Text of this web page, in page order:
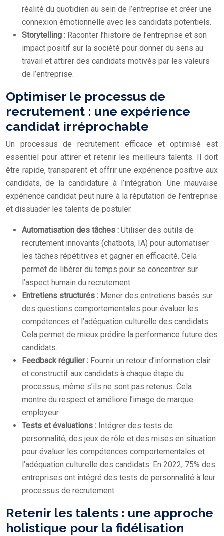
réalité du quotidien au sein de l’entreprise et créer une
connexion émotionnelle avec les candidats potentiels.
Storytelling : Raconter l’histoire de l’entreprise et son
impact positif sur la société pour donner du sens au
travail et attirer des candidats motivés par les valeurs
de l’entreprise.
Optimiser le processus de
recrutement : une expérience
candidat irréprochable
Un processus de recrutement efficace et optimisé est
essentiel pour attirer et retenir les meilleurs talents. Il doit
être rapide, transparent et offrir une expérience positive aux
candidats, de la candidature à l’intégration. Une mauvaise
expérience candidat peut nuire à la réputation de l’entreprise
et dissuader les talents de postuler.
Automatisation des tâches : Utiliser des outils de
recrutement innovants (chatbots, IA) pour automatiser
les tâches répétitives et gagner en efficacité. Cela
permet de libérer du temps pour se concentrer sur
l’aspect humain du recrutement.
Entretiens structurés : Mener des entretiens basés sur
des questions comportementales pour évaluer les
compétences et l’adéquation culturelle des candidats.
Cela permet de mieux prédire la performance future des
candidats.
Feedback régulier : Fournir un retour d’information clair
et constructif aux candidats à chaque étape du
processus, même s’ils ne sont pas retenus. Cela
montre du respect et améliore l’image de marque
employeur.
Tests et évaluations : Intégrer des tests de
personnalité, des jeux de rôle et des mises en situation
pour évaluer les compétences comportementales et
l’adéquation culturelle des candidats. En 2022, 75% des
entreprises ont intégré des tests de personnalité à leur
processus de recrutement.
Retenir les talents : une approche
holistique pour la fidélisation